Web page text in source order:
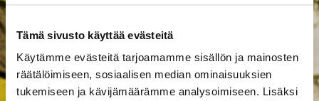
Tämä sivusto käyttää evästeitä
Käytämme evästeitä tarjoamamme sisällön ja mainosten
räätälöimiseen, sosiaalisen median ominaisuuksien
tukemiseen ja kävijämäärämme analysoimiseen. Lisäksi